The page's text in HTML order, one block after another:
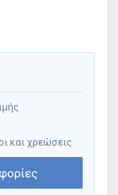
και χρεώσεις